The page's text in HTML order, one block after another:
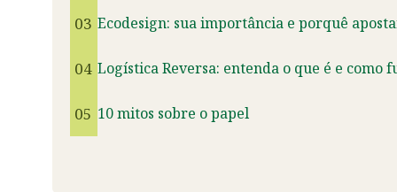
03 Ecodesign: sua importância e porquê
04 Logística Reversa: entenda o que é e como
05 10 mitos sobre o papel